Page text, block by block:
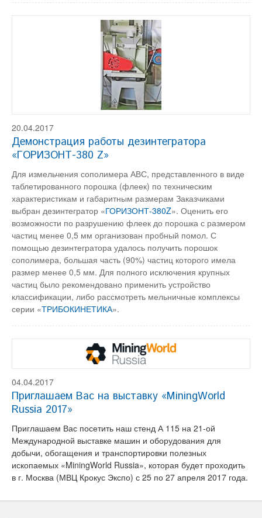
20.04.2017
Демонстрация работы дезинтегратора
«ГОРИЗОНТ-380 Z»
Для измельчения сополимера АВС, представленного в виде
таблетированного порошка (флеек) по техническим
характеристикам и габаритным размерам Заказчиками
выбран дезинтегратор «ГОРИЗОНТ-380Z». Оценить его
возможности по разрушению флеек до порошка с размером
частиц менее 0,5 мм организован пробный помол. С
помощью дезинтегратора удалось получить порошок
сополимера, большая часть (90%) частиц которого имела
размер менее 0,5 мм. Для полного исключения крупных
частиц было рекомендовано применить устройство
классификации, либо рассмотреть мельничные комплексы
серии «ТРИБОКИНЕТИКА».
04.04.2017
Приглашаем Вас на выставку «MiningWorld
Russia 2017»
Приглашаем Вас посетить наш стенд А 115 на 21-ой
Международной выставке машин и оборудования для
добычи, обогащения и транспортировки полезных
ископаемых «MiningWorld Russia», которая будет проходить
в г. Москва (МВЦ Крокус Экспо) с 25 по 27 апреля 2017 года.